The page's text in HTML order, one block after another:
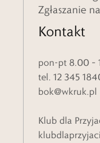
Zgłaszanie
Kontakt
pon-pt 8.00 –
tel. 12 345
bok@wkruk.pl
Klub dla